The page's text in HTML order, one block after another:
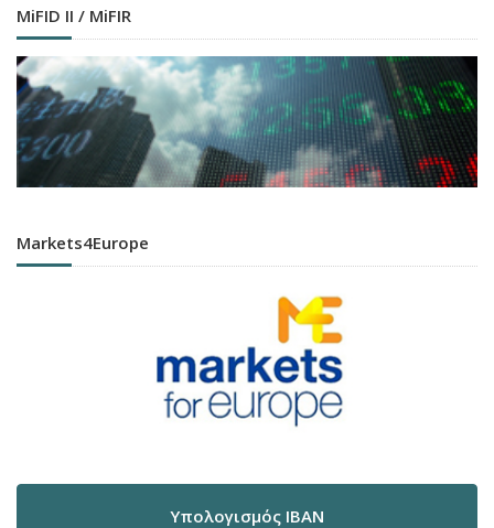
MiFID II / MiFIR
Markets4Europe
Υπολογισμός IBAN